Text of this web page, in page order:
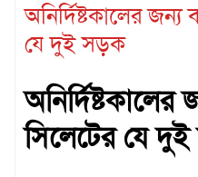
বিনোদন
এক্সক্লুসিভ
শিক্ষাঙ্গন
অর্থনীতি
মতামত
অনির্দিষ্টকালের
যে দুই সড়ক
সিলেটের যে